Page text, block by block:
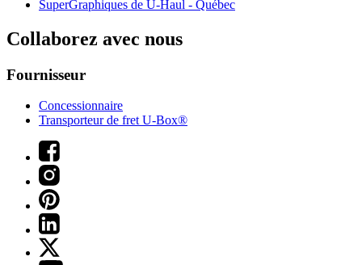
SuperGraphiques de U-Haul - Québec
Collaborez avec nous
Fournisseur
Concessionnaire
Transporteur de fret U-Box®